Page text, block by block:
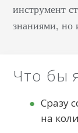
инструмент
знаниями, но
Что бы
Сразу
на